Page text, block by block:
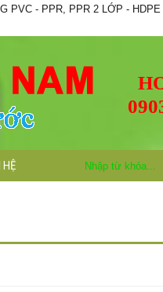
PVC - PPR, PPR 2 LỚP -
HỆ